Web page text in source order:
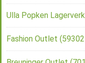
Ulla Popken
Fashion Outlet